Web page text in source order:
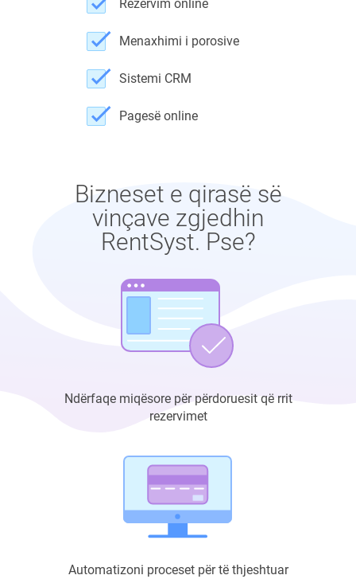
Rezervim online
Menaxhimi i porosive
Sistemi CRM
Pagesë online
Bizneset e qirasë së
vinçave zgjedhin
RentSyst. Pse?
Ndërfaqe miqësore për përdoruesit që rrit
rezervimet
Automatizoni proceset për të thjeshtuar